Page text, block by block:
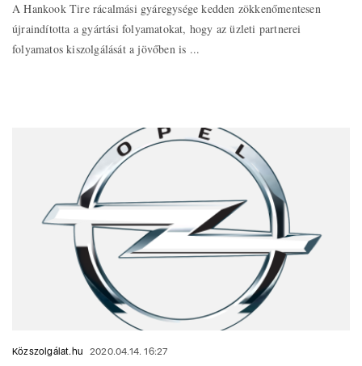
A Hankook Tire rácalmási gyáregysége kedden zökkenőmentesen
újraindította a gyártási folyamatokat, hogy az üzleti partnerei
folyamatos kiszolgálását a jövőben is ...
Közszolgálat.hu 2020.04.14. 16:27